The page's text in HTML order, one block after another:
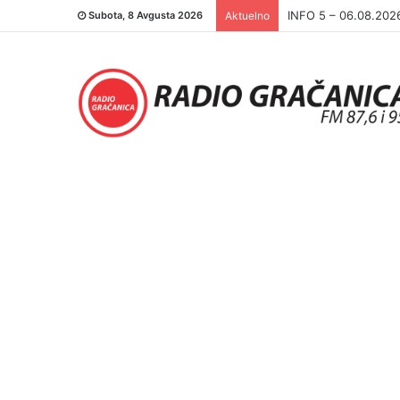
Subota, 8 Avgusta 2026 Aktuelno INFO 5 –